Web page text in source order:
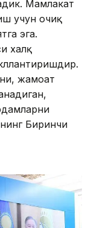
Мамлакат
учун очиқ
эга.
халқ
жамоат
Биринчи